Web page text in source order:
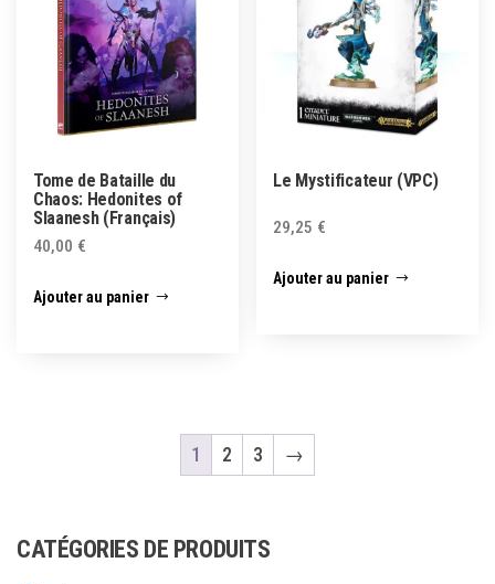
Tome de Bataille du
Chaos: Hedonites of
Slaanesh (Français)
40,00 €
Ajouter au panier
Le Mystificateur (VPC)
29,25 €
Ajouter au panier
1 2 3 →
CATÉGORIES DE PRODUITS